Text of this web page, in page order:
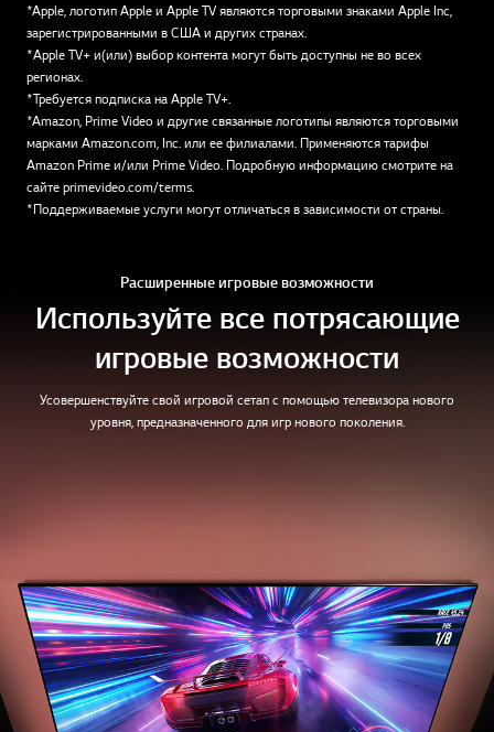
*Apple, логотип Apple и Apple TV являются торговыми знаками Apple Inc,
зарегистрированными в США и других странах.
*Apple TV+ и(или) выбор контента могут быть доступны не во всех
регионах.
*Требуется подписка на Apple TV+.
*Amazon, Prime Video и другие связанные логотипы являются торговыми
марками Amazon.com, Inc. или ее филиалами. Применяются тарифы
Amazon Prime и/или Prime Video. Подробную информацию смотрите на
сайте primevideo.com/terms.
*Поддерживаемые услуги могут отличаться в зависимости от страны.
Расширенные игровые возможности
Используйте все потрясающие
игровые возможности
Усовершенствуйте свой игровой сетап с помощью телевизора нового
уровня, предназначенного для игр нового поколения.